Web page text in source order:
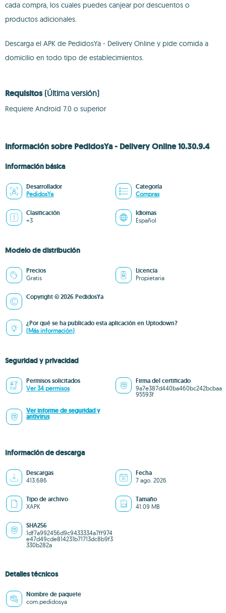
cada compra, los cuales puedes canjear por descuentos o
productos adicionales.
Descarga el APK de PedidosYa - Delivery Online y pide comida a
domicilio en todo tipo de establecimientos.
Requisitos (Última versión)
Requiere Android 7.0 o superior
Información sobre PedidosYa - Delivery Online 10.30.9.4
Información básica
Desarrollador
PedidosYa
Categoría
Compras
Clasificación
+3
Idiomas
Español
Modelo de distribución
Precios
Gratis
Licencia
Propietaria
Copyright © 2026 PedidosYa
¿Por qué se ha publicado esta aplicación en Uptodown?
(Más información)
Seguridad y privacidad
Permisos solicitados
Ver 34 permisos
Firma del certificado
9a7e387d440ba460bc242bcbaa
95593f
Ver informe de seguridad y
antivirus
Información de descarga
Descargas
413.686
Fecha
7 ago. 2026
Tipo de archivo
XAPK
Tamaño
41.09 MB
SHA256
1df7a992456d9c9433334a7ff974
e47d49cde814231b71713dc8b9f3
330b282a
Detalles técnicos
Nombre de paquete
com.pedidosya